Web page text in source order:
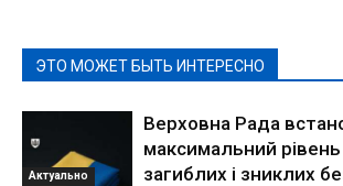
ЭТО МОЖЕТ БЫТЬ ИНТЕРЕСНО
Актуально
Верховна Рада
максимальний рівень
загиблих і зниклих